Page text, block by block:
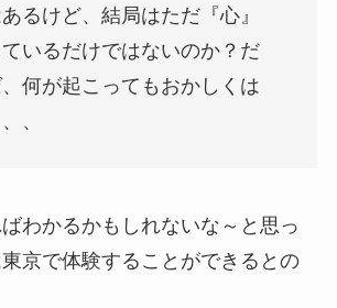
るけど、結局はただ『心』
いるだけではないのか？だ
何が起こってもおかしくは
、
わかるかもしれないな～と思っ
京で体験することができるとの